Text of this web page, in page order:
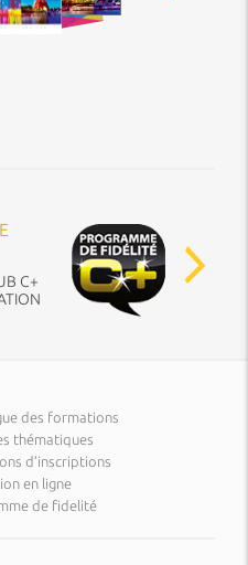
C+
des formations
thématiques
d’inscriptions
en ligne
de fidelité